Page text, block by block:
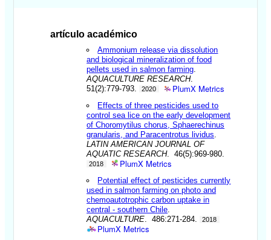
artículo académico
Ammonium release via dissolution
and biological mineralization of food
pellets used in salmon farming
AQUACULTURE RESEARCH.
51(2):779-793.
2020 PlumX Metrics
Effects of three pesticides used to
control sea lice on the early development
of Choromytilus chorus, Sphaerechinus
granularis, and Paracentrotus lividus
LATIN AMERICAN JOURNAL OF
AQUATIC RESEARCH. 46(5):969-980.
2018 PlumX Metrics
Potential effect of pesticides currently
used in salmon farming on photo and
chemoautotrophic carbon uptake in
central - southern Chile
AQUACULTURE . 486:271-284. 2018
PlumX Metrics